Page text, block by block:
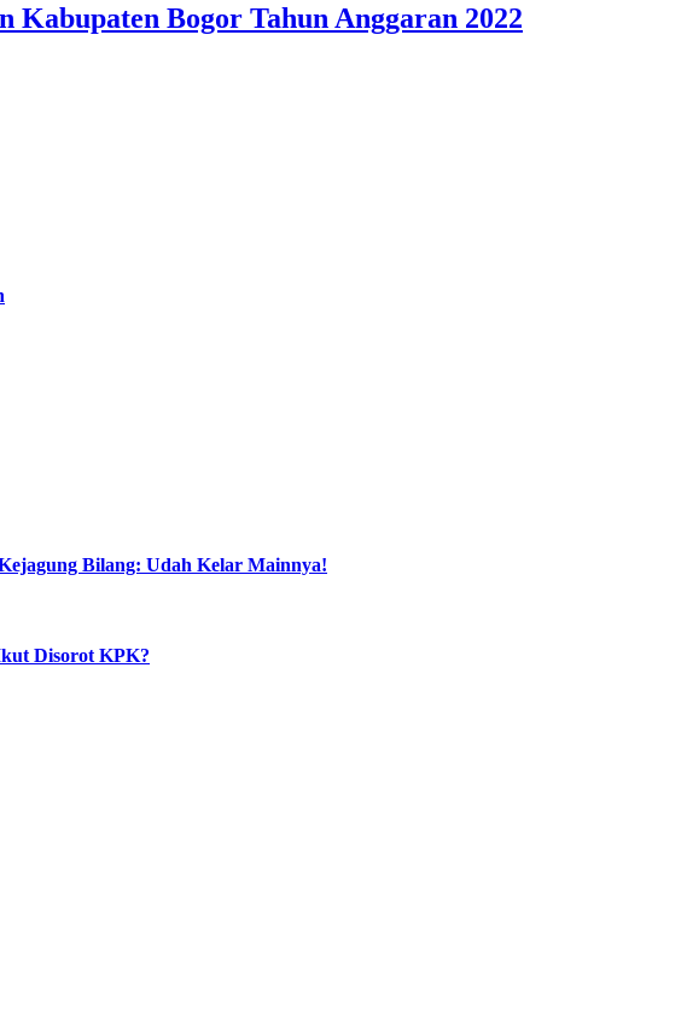
Bogor Tahun Anggaran 2022
Bilang: Udah Kelar Mainnya!
Disorot KPK?